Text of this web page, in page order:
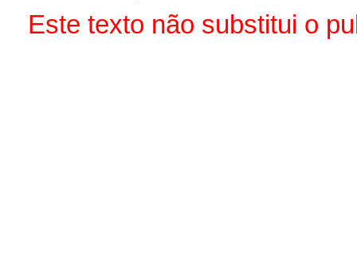
Este texto não substitui o